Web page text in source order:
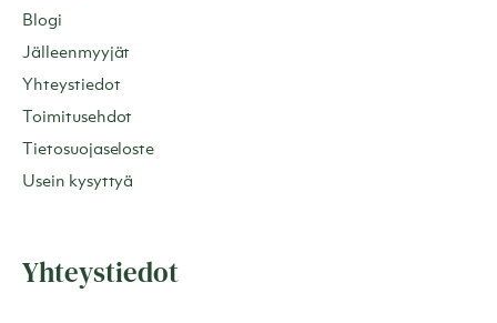
Blogi
Jälleenmyyjät
Yhteystiedot
Toimitusehdot
Tietosuojaseloste
Usein kysyttyä
Yhteystiedot